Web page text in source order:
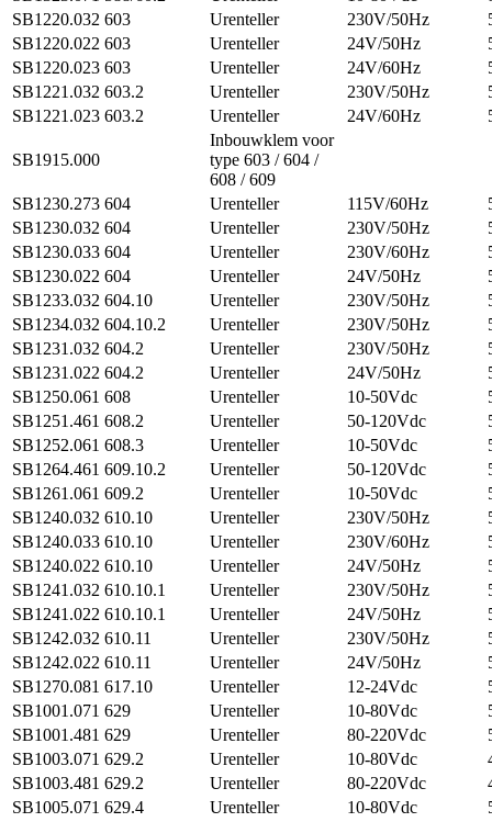
SB1220.032 603 Urenteller 230V/50Hz
SB1220.022 603 Urenteller 24V/50Hz
SB1220.023 603 Urenteller 24V/60Hz
SB1221.032 603.2 Urenteller 230V/50Hz
SB1221.023 603.2 Urenteller 24V/60Hz
SB1915.000
Inbouwklem voor
type 603 / 604 /
608 / 609
SB1230.273 604 Urenteller 115V/60Hz
SB1230.032 604 Urenteller 230V/50Hz
SB1230.033 604 Urenteller 230V/60Hz
SB1230.022 604 Urenteller 24V/50Hz
SB1233.032 604.10 Urenteller 230V/50Hz
SB1234.032 604.10.2 Urenteller 230V/50Hz
SB1231.032 604.2 Urenteller 230V/50Hz
SB1231.022 604.2 Urenteller 24V/50Hz
SB1250.061 608 Urenteller 10-50Vdc
SB1251.461 608.2 Urenteller 50-120Vdc
SB1252.061 608.3 Urenteller 10-50Vdc
SB1264.461 609.10.2 Urenteller 50-120Vdc
SB1261.061 609.2 Urenteller 10-50Vdc
SB1240.032 610.10 Urenteller 230V/50Hz
SB1240.033 610.10 Urenteller 230V/60Hz
SB1240.022 610.10 Urenteller 24V/50Hz
SB1241.032 610.10.1 Urenteller 230V/50Hz
SB1241.022 610.10.1 Urenteller 24V/50Hz
SB1242.032 610.11 Urenteller 230V/50Hz
SB1242.022 610.11 Urenteller 24V/50Hz
SB1270.081 617.10 Urenteller 12-24Vdc
SB1001.071 629 Urenteller 10-80Vdc
SB1001.481 629 Urenteller 80-220Vdc
SB1003.071 629.2 Urenteller 10-80Vdc
SB1003.481 629.2 Urenteller 80-220Vdc
SB1005.071 629.4 Urenteller 10-80Vdc